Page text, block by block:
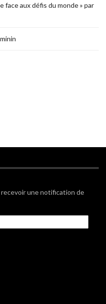
face aux défis du monde » par
recevoir une notification de